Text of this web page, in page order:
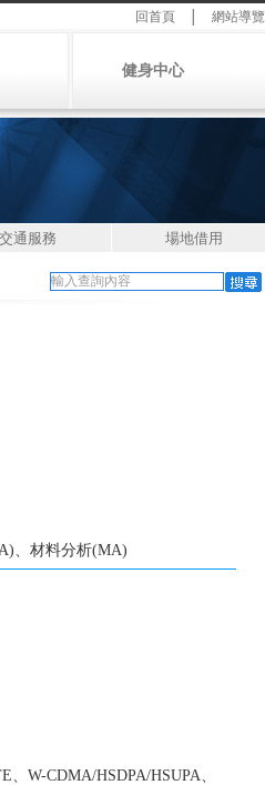
回首頁│ 網站導覽
健身中心
交通服務 場地借用
、材料分析(MA)
W-CDMA/HSDPA/HSUPA、